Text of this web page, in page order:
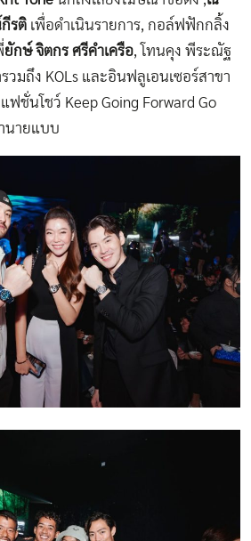
รติ เพื่อดำเนินรายการ, กอล์ฟ​ฟักกลิ้ง
ยักษ์ จิตกร ศรีคำเครือ, โทนคุง พีระณัฐ​
มถึง KOLs และอินฟลูเอนเซอร์สาขา
ชั่นโชว์ Keep Going Forward Go
นายแบบ